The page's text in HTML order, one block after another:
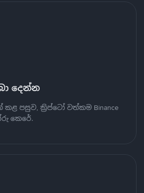
දෙන්න
පසුව, ක්‍රිප්ටෝ වත්කම Binance
කෙරේ.